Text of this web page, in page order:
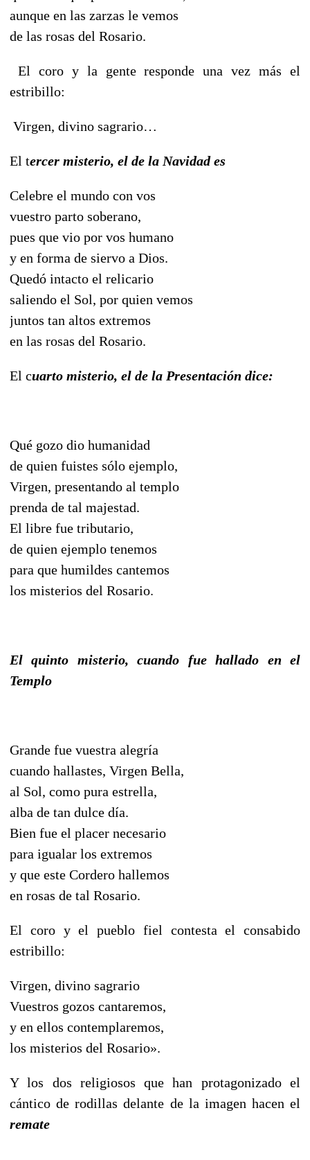
aunque en las zarzas le vemos
de las rosas del Rosario.
El coro y la gente responde una vez más el
estribillo:
Virgen, divino sagrario…
El tercer misterio, el de la Navidad es
Celebre el mundo con vos
vuestro parto soberano,
pues que vio por vos humano
y en forma de siervo a Dios.
Quedó intacto el relicario
saliendo el Sol, por quien vemos
juntos tan altos extremos
en las rosas del Rosario.
El cuarto misterio, el de la Presentación dice:
Qué gozo dio humanidad
de quien fuistes sólo ejemplo,
Virgen, presentando al templo
prenda de tal majestad.
El libre fue tributario,
de quien ejemplo tenemos
para que humildes cantemos
los misterios del Rosario.
El quinto misterio, cuando fue hallado en el
Templo
Grande fue vuestra alegría
cuando hallastes, Virgen Bella,
al Sol, como pura estrella,
alba de tan dulce día.
Bien fue el placer necesario
para igualar los extremos
y que este Cordero hallemos
en rosas de tal Rosario.
El coro y el pueblo fiel contesta el consabido
estribillo:
Virgen, divino sagrario
Vuestros gozos cantaremos,
y en ellos contemplaremos,
los misterios del Rosario».
Y los dos religiosos que han protagonizado el
cántico de rodillas delante de la imagen hacen el
remate